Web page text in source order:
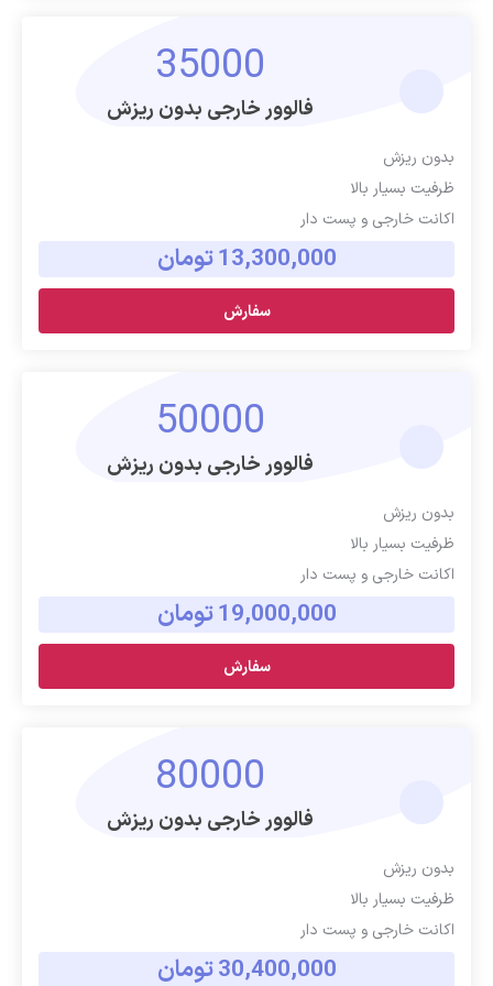
35000
فالوور خارجی بدون ریزش
بدون ریزش
ظرفیت بسیار بالا
اکانت خارجی و پست دار
13,300,000 تومان
سفارش
50000
فالوور خارجی بدون ریزش
بدون ریزش
ظرفیت بسیار بالا
اکانت خارجی و پست دار
19,000,000 تومان
سفارش
80000
فالوور خارجی بدون ریزش
بدون ریزش
ظرفیت بسیار بالا
اکانت خارجی و پست دار
30,400,000 تومان